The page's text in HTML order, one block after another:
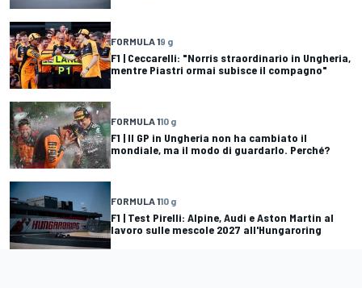
FORMULA 19 g
F1 | Ceccarelli: "Norris straordinario in Ungheria,
mentre Piastri ormai subisce il compagno"
FORMULA 110 g
F1 | Il GP in Ungheria non ha cambiato il
mondiale, ma il modo di guardarlo. Perché?
FORMULA 110 g
F1 | Test Pirelli: Alpine, Audi e Aston Martin al
lavoro sulle mescole 2027 all'Hungaroring